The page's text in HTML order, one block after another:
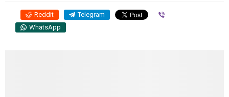
Reddit Telegram
WhatsApp